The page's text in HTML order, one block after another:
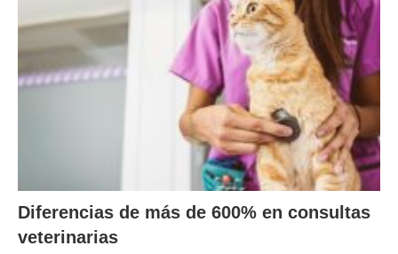
Diferencias de más de 600% en consultas
veterinarias